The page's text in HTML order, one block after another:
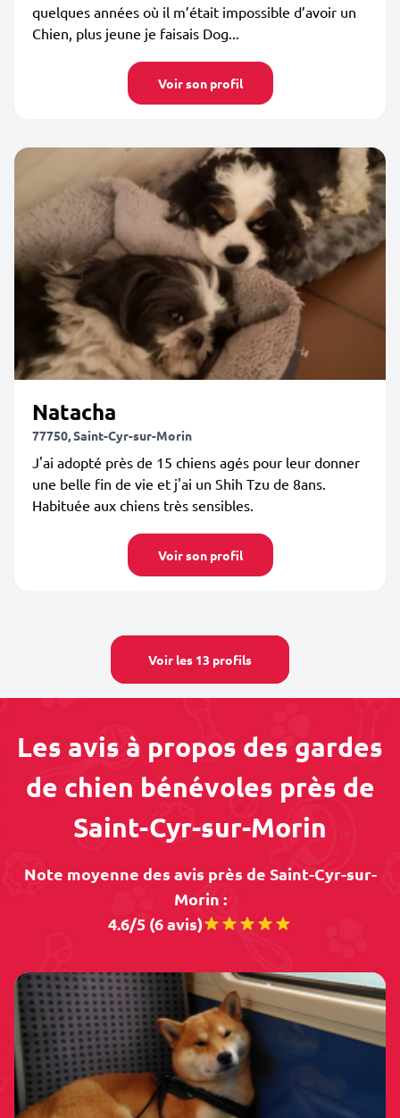
quelques années où il m’était impossible d’avoir un
Chien, plus jeune je faisais Dog...
Voir son profil
Natacha
77750, Saint-Cyr-sur-Morin
J'ai adopté près de 15 chiens agés pour leur donner
une belle fin de vie et j'ai un Shih Tzu de 8ans.
Habituée aux chiens très sensibles.
Voir son profil
Voir les 13 profils
Les avis à propos des gardes
de chien bénévoles près de
Saint-Cyr-sur-Morin
Note moyenne des avis près de Saint-Cyr-sur-
Morin :
4.6/5 (6 avis)